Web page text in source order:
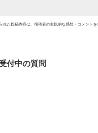
れた投稿内容は、投稿者の主観的な感想・コメント
付中の質問